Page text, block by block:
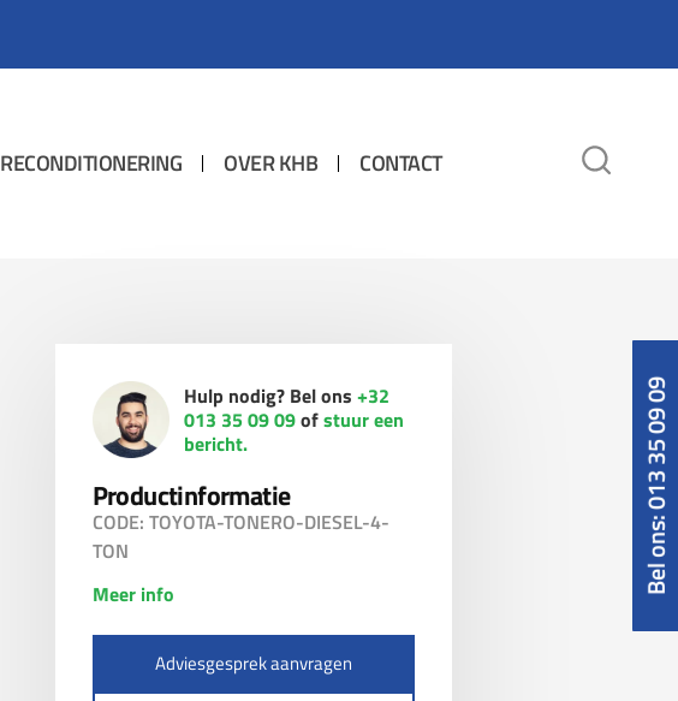
Bel ons: 013 35 09 09
RECONDITIONERING OVER KHB CONTACT
Hulp nodig? Bel ons +32
013 35 09 09ofstuur een
bericht.
Productinformatie
CODE: TOYOTA-TONERO-DIESEL-4-
TON
Meer info
Adviesgesprek aanvragen